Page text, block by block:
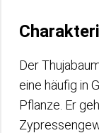
Der
eine häufig in
Pflanze. Er